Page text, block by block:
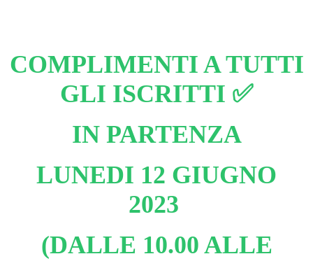
COMPLIMENTI A TUTTI
GLI ISCRITTI ✅
IN PARTENZA
LUNEDI 12 GIUGNO
2023
(DALLE 10.00 ALLE